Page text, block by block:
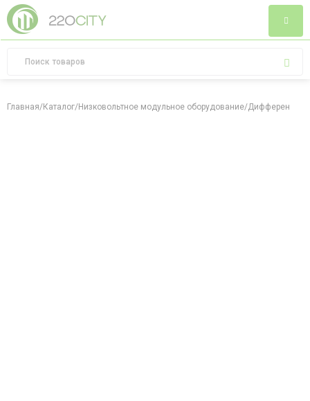
Главная/Каталог/Низковольтное модульное оборудование/